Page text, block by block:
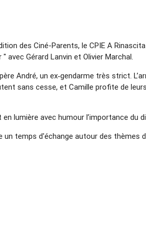
des Ciné-Parents, le CPIE A
avec Gérard Lanvin et Olivier Marchal.
André, un ex‑gendarme très strict.
sans cesse, et Camille profite de
lumière avec humour l’importance du
un temps d'échange autour des thèmes